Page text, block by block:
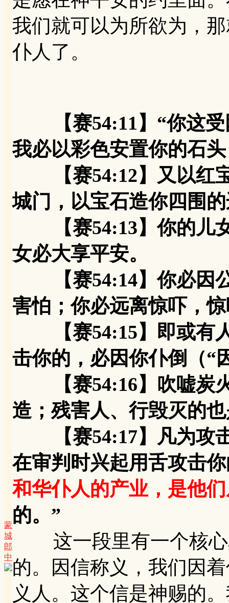
蒙
城
郎
中
我们就可以为所欲为，
仆人了。
【赛54:11】“你这
我必以彩色安置你的石
【赛54:12】又以红宝
城门，以宝石造你四围
【赛54:13】你的儿女
女必大享平安。
【赛54:14】你必因公
害怕；你必远离惊吓，
【赛54:15】即或有人
击你的，必因你仆倒（“
【赛54:16】吹嘘炭火
造；残害人、行毁灭的
【赛54:17】凡为攻击
在审判时兴起用舌攻击
和华仆人的产业，是他
的。”
这一段里有一个核心
的。因信称义，我们因
义人。这个信是神赐的